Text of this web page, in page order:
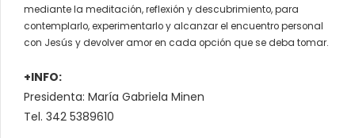
mediante la meditación, reflexión y descubrimiento, para
contemplarlo, experimentarlo y alcanzar el encuentro personal
con Jesús y devolver amor en cada opción que se deba tomar.
+INFO:
Presidenta: María Gabriela Minen
Tel. 342 5389610